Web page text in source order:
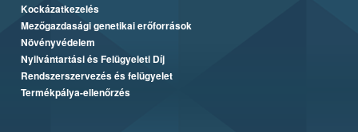
Kockázatkezelés
Mezőgazdasági genetikai erőforrások
Növényvédelem
Nyilvántartási és Felügyeleti Díj
Rendszerszervezés és felügyelet
Termékpálya-ellenőrzés